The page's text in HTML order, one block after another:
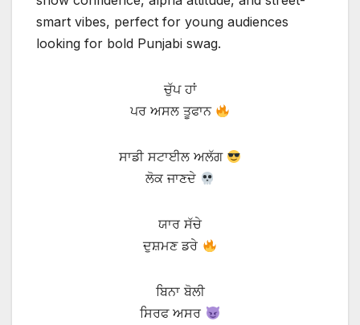
smart vibes, perfect for young audiences
looking for bold Punjabi swag.
ਚੁੱਪ ਹਾਂ
ਪਰ ਅਸਲ ਤੂਫਾਨ
ਸਾਡੀ ਸਟਾਈਲ ਅਲੱਗ
ਲੋਕ ਜਾਣਦੇ
ਯਾਰ ਸੱਚੇ
ਦੁਸ਼ਮਣ ਡਰੇ
ਬਿਨਾ ਬੋਲੀ
ਸਿਰਫ ਅਸਰ